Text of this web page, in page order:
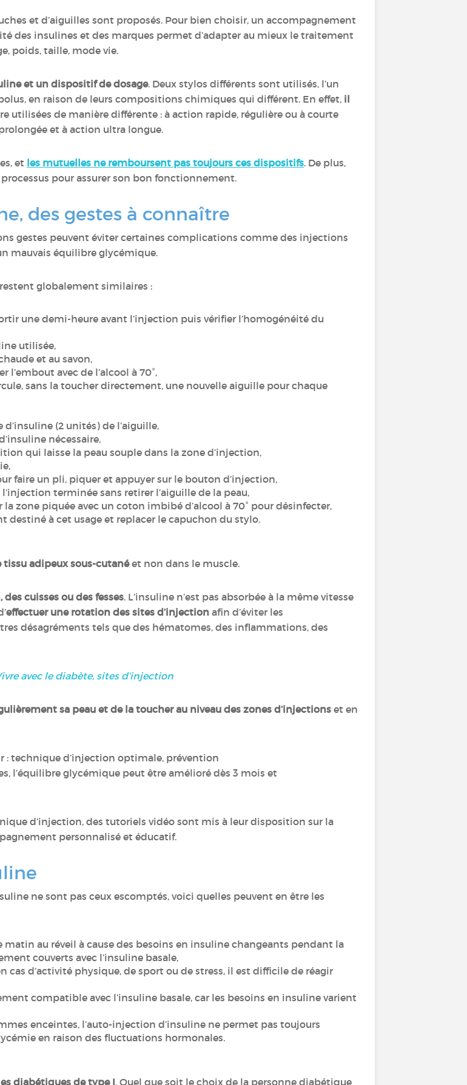
et d’aiguilles sont proposés. Pour bien choisir, un accompagnement
des insulines et des marques permet d’adapter au mieux le traitement
poids, taille, mode vie.
et un dispositif de dosage. Deux stylos différents sont utilisés, l’un
en raison de leurs compositions chimiques qui différent. En effet, il
utilisées de manière différente : à action rapide, régulière ou à courte
et à action ultra longue.
et les mutuelles ne remboursent pas toujours ces dispositifs. De plus,
pour assurer son bon fonctionnement.
des gestes à connaître
gestes peuvent éviter certaines complications comme des injections
mauvais équilibre glycémique.
globalement similaires :
une demi-heure avant l’injection puis vérifier l’homogénéité du
utilisée,
et au savon,
avec de l’alcool à 70°,
sans la toucher directement, une nouvelle aiguille pour chaque
(2 unités) de l’aiguille,
nécessaire,
qui laisse la peau souple dans la zone d’injection,
faire un pli, piquer et appuyer sur le bouton d’injection,
terminée sans retirer l’aiguille de la peau,
zone piquée avec un coton imbibé d’alcool à 70° pour désinfecter,
destiné à cet usage et replacer le capuchon du stylo.
adipeux sous-cutanéet non dans le muscle.
cuisses ou des fesses. L’insuline n’est pas absorbée à la même vitesse
effectuer une rotation des sites d’injection afin d’éviter les
désagréments tels que des hématomes, des inflammations, des
avec le diabète, sites d’injection
sa peau et de la toucher au niveau des zones d’injections et en
: technique d’injection optimale, prévention
l’équilibre glycémique peut être amélioré dès 3 mois et
d’injection, des tutoriels vidéo sont mis à leur disposition sur la
personnalisé et éducatif.
ne sont pas ceux escomptés, voici quelles peuvent en être les
matin au réveil à cause des besoins en insuline changeants pendant la
couverts avec l’insuline basale,
cas d’activité physique, de sport ou de stress, il est difficile de réagir
compatible avec l’insuline basale, car les besoins en insuline varient
enceintes, l’auto-injection d’insuline ne permet pas toujours
en raison des fluctuations hormonales.
diabétiques de type I. Quel que soit le choix de la personne diabétique